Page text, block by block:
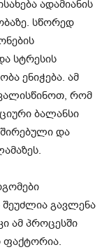
ადამიანის
სწორედ
სტრესის
ენიჭება. ამ
რომ
ბალანსი
და
გავლენა
ამ პროცესში
ფაქტორია.